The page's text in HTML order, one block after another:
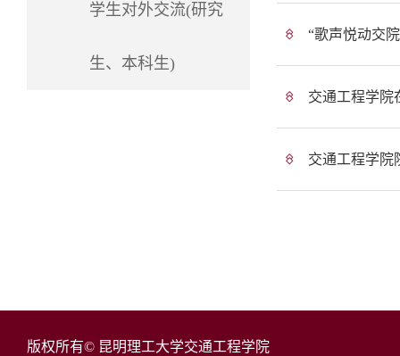
学生对外交流(研究
生、本科生)
“歌声悦动交
交通工程学院
交通工程学院
版权所有© 昆明理工大学交通工程学院